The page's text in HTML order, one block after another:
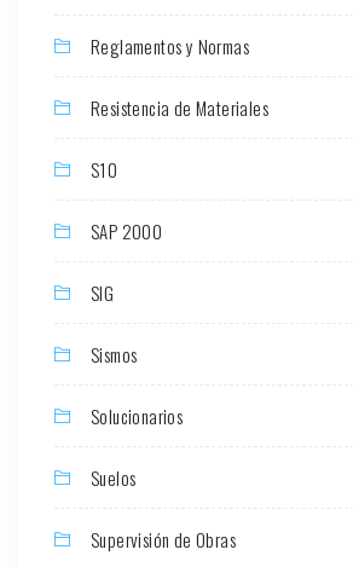
Reglamentos y Normas
Resistencia de Materiales
S10
SAP 2000
SIG
Sismos
Solucionarios
Suelos
Supervisión de Obras